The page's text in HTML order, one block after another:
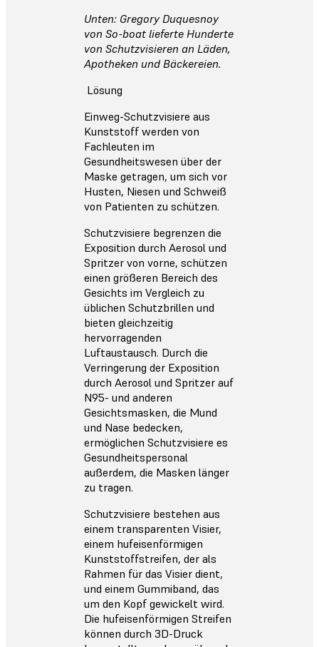
Unten: Gregory Duquesnoy
von So-boat lieferte Hunderte
von Schutzvisieren an Läden,
Apotheken und Bäckereien.
Lösung
Einweg-Schutzvisiere aus
Kunststoff werden von
Fachleuten im
Gesundheitswesen über der
Maske getragen, um sich vor
Husten, Niesen und Schweiß
von Patienten zu schützen.
Schutzvisiere begrenzen die
Exposition durch Aerosol und
Spritzer von vorne, schützen
einen größeren Bereich des
Gesichts im Vergleich zu
üblichen Schutzbrillen und
bieten gleichzeitig
hervorragenden
Luftaustausch. Durch die
Verringerung der Exposition
durch Aerosol und Spritzer auf
N95- und anderen
Gesichtsmasken, die Mund
und Nase bedecken,
ermöglichen Schutzvisiere es
Gesundheitspersonal
außerdem, die Masken länger
zu tragen.
Schutzvisiere bestehen aus
einem transparenten Visier,
einem hufeisenförmigen
Kunststoffstreifen, der als
Rahmen für das Visier dient,
und einem Gummiband, das
um den Kopf gewickelt wird.
Die hufeisenförmigen Streifen
können durch 3D-Druck